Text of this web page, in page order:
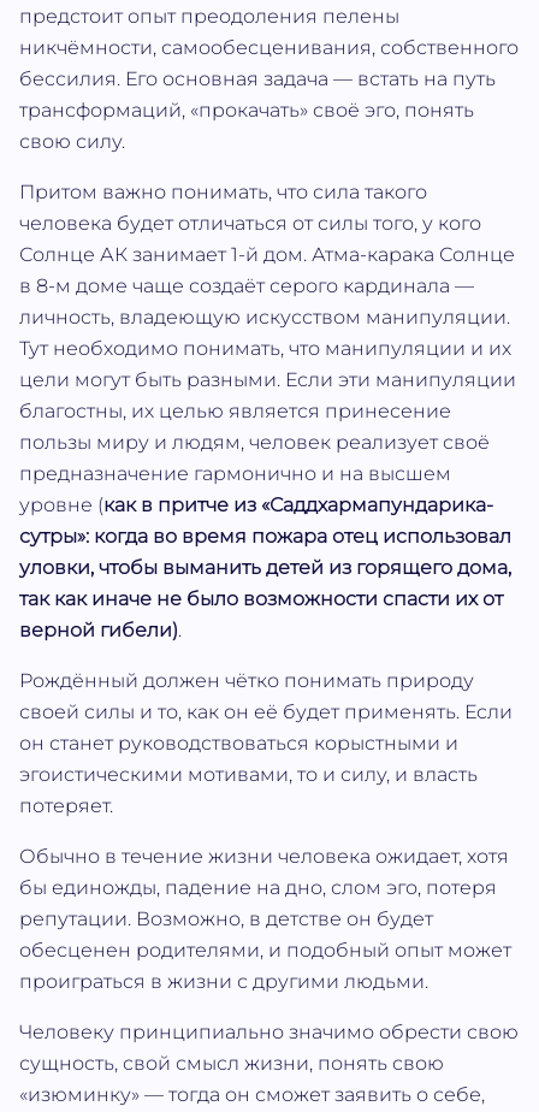
предстоит опыт преодоления пелены
никчёмности, самообесценивания, собственного
бессилия. Его основная задача — встать на путь
трансформаций, «прокачать» своё эго, понять
свою силу.
Притом важно понимать, что сила такого
человека будет отличаться от силы того, у кого
Солнце АК занимает 1-й дом. Атма‐карака Солнце
в 8-м доме чаще создаёт серого кардинала —
личность, владеющую искусством манипуляции.
Тут необходимо понимать, что манипуляции и их
цели могут быть разными. Если эти манипуляции
благостны, их целью является принесение
пользы миру и людям, человек реализует своё
предназначение гармонично и на высшем
уровне (как в притче из «Саддхармапундарика-
сутры»: когда во время пожара отец использовал
уловки, чтобы выманить детей из горящего дома,
так как иначе не было возможности спасти их от
верной гибели).
Рождённый должен чётко понимать природу
своей силы и то, как он её будет применять. Если
он станет руководствоваться корыстными и
эгоистическими мотивами, то и силу, и власть
потеряет.
Обычно в течение жизни человека ожидает, хотя
бы единожды, падение на дно, слом эго, потеря
репутации. Возможно, в детстве он будет
обесценен родителями, и подобный опыт может
проиграться в жизни с другими людьми.
Человеку принципиально значимо обрести свою
сущность, свой смысл жизни, понять свою
«изюминку» — тогда он сможет заявить о себе,